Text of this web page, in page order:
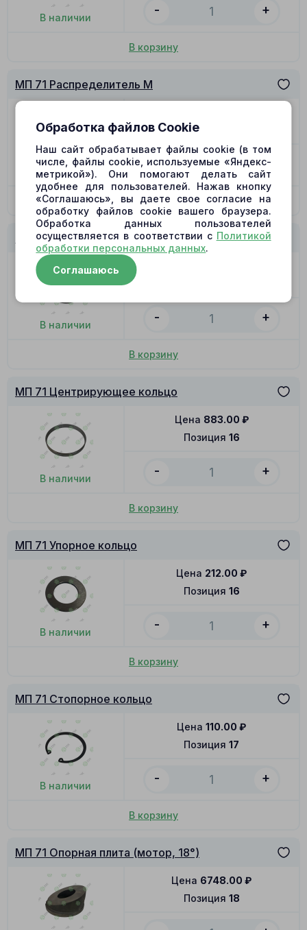
В наличии
- +
В корзину
МП 71 Распределитель M
В наличии
Позиция
- +
В корзину
МП 71 Упорное кольцо
В наличии
- +
В корзину
МП 71 Центрирующее кольцо
В наличии
Позиция 16
Цена 883.00 ₽
- +
В корзину
МП 71 Упорное кольцо
В наличии
Позиция 16
Цена 212.00 ₽
- +
В корзину
МП 71 Стопорное кольцо
В наличии
Позиция 17
Цена 110.00 ₽
- +
В корзину
МП 71 Опорная плита (мотор, 18°)
Позиция 18
Цена 6748.00 ₽
Обработка файлов Cookie
Наш сайт обрабатывает файлы cookie (в том
числе, файлы cookie, используемые «Яндекс-
метрикой»). Они помогают делать сайт
удобнее для пользователей. Нажав кнопку
«Соглашаюсь», вы даете свое согласие на
обработку файлов cookie вашего браузера.
Обработка данных пользователей
осуществляется в соответствии с Политикой
обработки персональных данных.
Соглашаюсь